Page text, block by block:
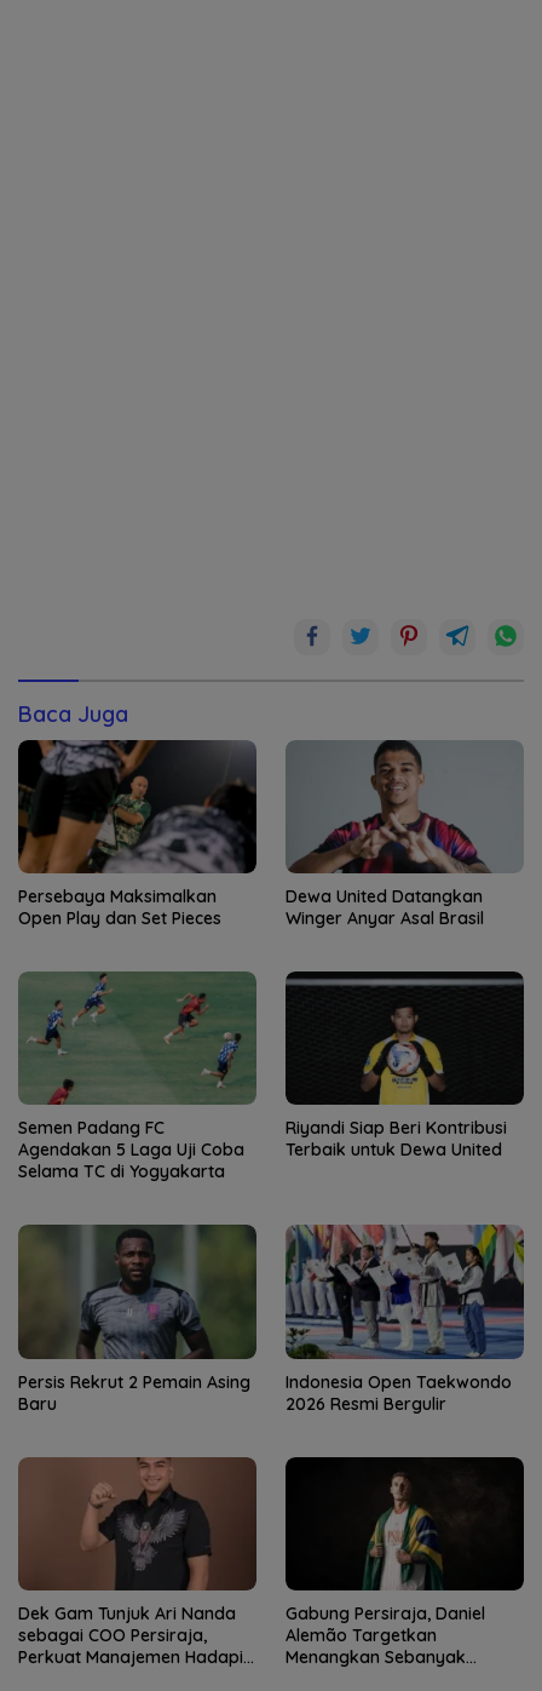
Baca Juga
Persebaya Maksimalkan
Open Play dan Set Pieces
Dewa United Datangkan
Winger Anyar Asal Brasil
Semen Padang FC
Agendakan 5 Laga Uji Coba
Selama TC di Yogyakarta
Riyandi Siap Beri Kontribusi
Terbaik untuk Dewa United
Persis Rekrut 2 Pemain Asing
Baru
Indonesia Open Taekwondo
2026 Resmi Bergulir
Dek Gam Tunjuk Ari Nanda
sebagai COO Persiraja,
Perkuat Manajemen Hadapi
Gabung Persiraja, Daniel
Alemão Targetkan
Menangkan Sebanyak